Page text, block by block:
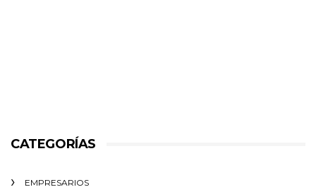
CATEGORÍAS
EMPRESARIOS